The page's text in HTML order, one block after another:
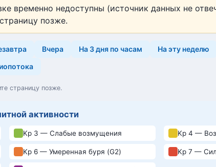
временно недоступны (источник данных не
позже.
Вчера На 3 дня по часам На эту неделю
страницу позже.
активности
Kp 3 — Слабые возмущения Kp 4 —
Kp 6 — Умеренная буря (G2) Kp 7 —